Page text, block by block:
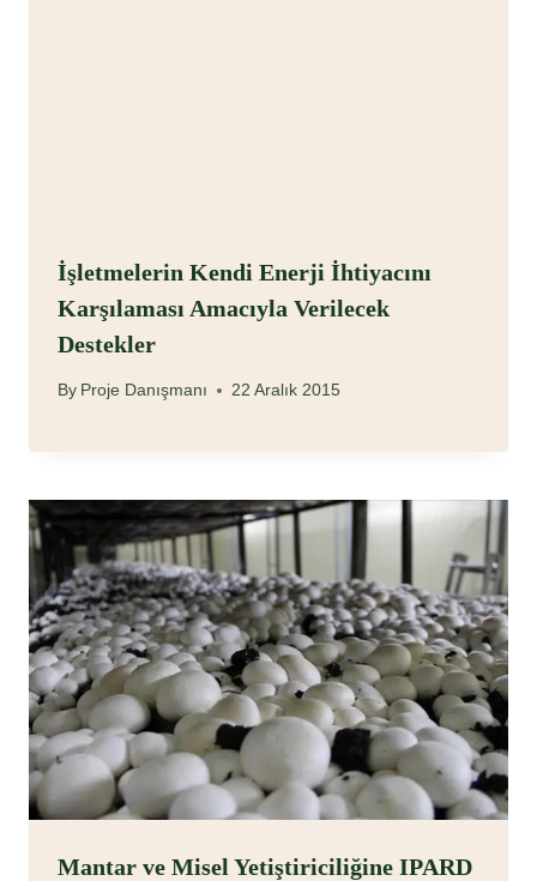
İşletmelerin Kendi Enerji İhtiyacını
Karşılaması Amacıyla Verilecek
Destekler
By Proje Danışmanı 22 Aralık 2015
Mantar ve Misel Yetiştiriciliğine IPARD